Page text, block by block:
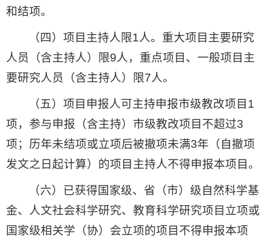
和结项。
（四）项目主持人限1人。重大项目主要研究
人员（含主持人）限9人，重点项目、一般项目主
要研究人员（含主持人）限7人。
（五）项目申报人可主持申报市级教改项目1
项，参与申报（含主持）市级教改项目不超过3
项；历年未结项或立项后被撤项未满3年（自撤项
发文之日起计算）的项目主持人不得申报本项目。
（六）已获得国家级、省（市）级自然科学基
金、人文社会科学研究、教育科学研究项目立项或
国家级相关学（协）会立项的项目不得申报本项